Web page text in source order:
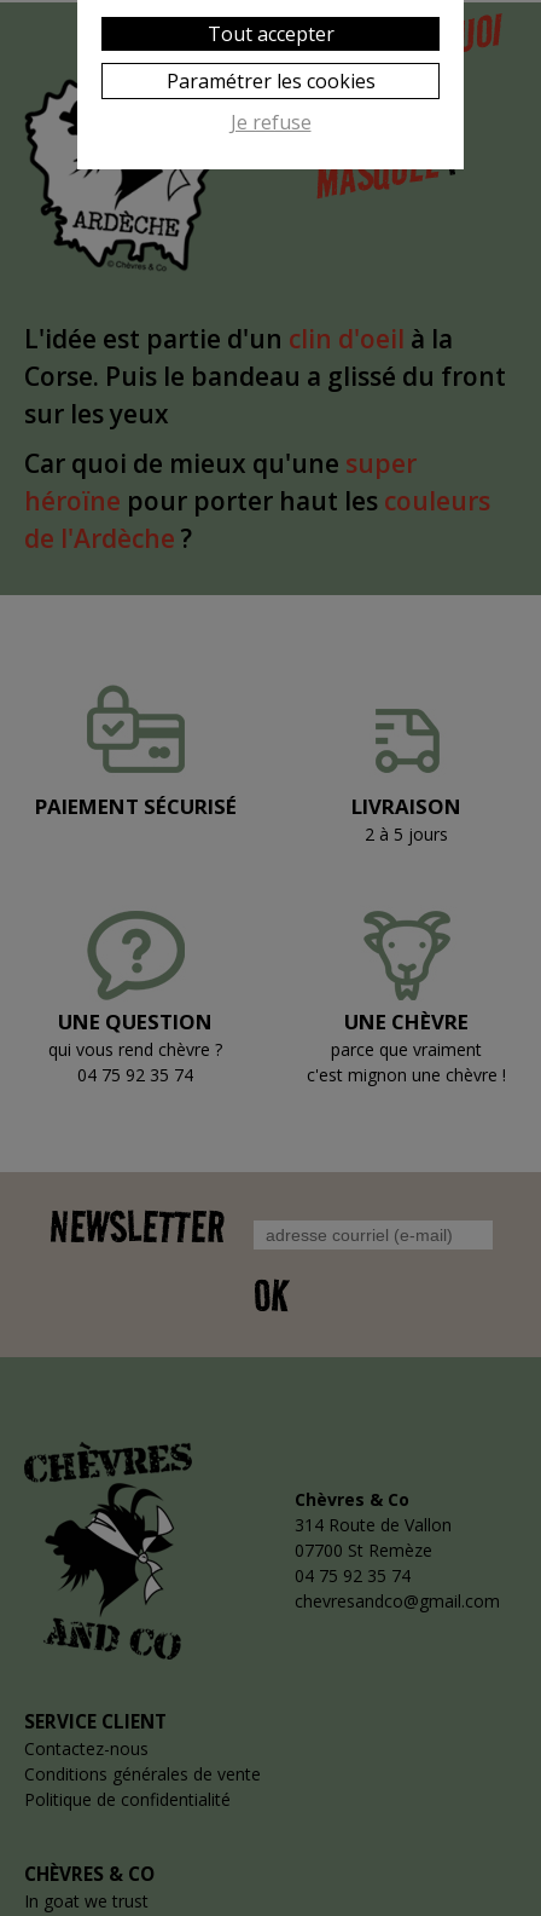
MAISPOURQUOI
LA CHÈVRE
EST-ELLE
MASQUÉE?
L'idée est partie d'un clin d'oeil à la
Corse. Puis le bandeau a glissé du front
sur les yeux
Car quoi de mieux qu'une super
héroïne pour porter haut les couleurs
de l'Ardèche ?
PAIEMENT SÉCURISÉ LIVRAISON
2 à 5 jours
UNE QUESTION
qui vous rend chèvre ?
04 75 92 35 74
UNE CHÈVRE
parce que vraiment
c'est mignon une chèvre !
NEWSLETTER
OK
Chèvres & Co
314 Route de Vallon
07700 St Remèze
04 75 92 35 74
chevresandco@gmail.com
SERVICE CLIENT
Contactez-nous
Conditions générales de vente
Politique de confidentialité
CHÈVRES & CO
In goat we trust
Tout accepter
Paramétrer les cookies
Je refuse